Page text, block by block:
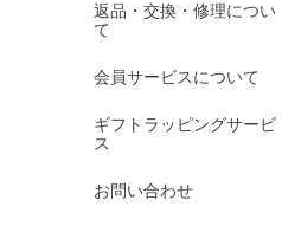
返品・交換・修理につい
て
会員サービスについて
ギフトラッピングサービ
ス
お問い合わせ